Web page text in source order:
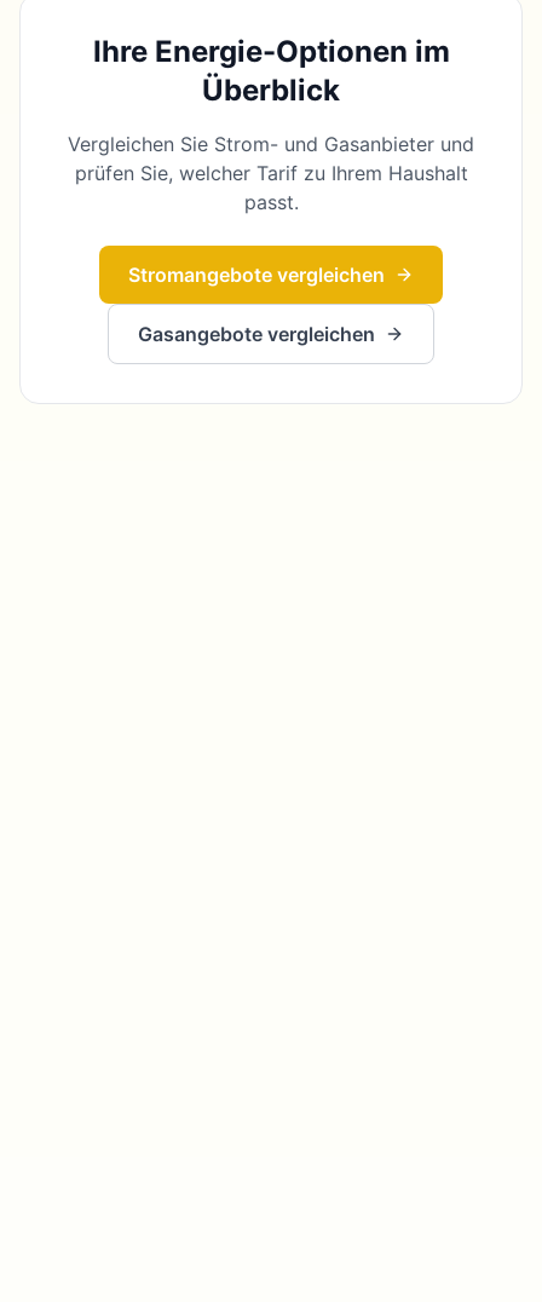
Ihre Energie-Optionen im
Überblick
Vergleichen Sie Strom- und Gasanbieter und
prüfen Sie, welcher Tarif zu Ihrem Haushalt
passt.
Stromangebote vergleichen
Gasangebote vergleichen